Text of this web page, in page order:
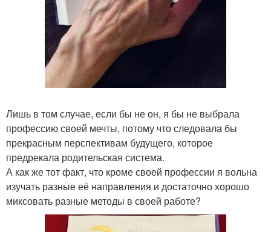
Лишь в том случае, если бы не он, я бы не выбрала
профессию своей мечты, потому что следовала бы
прекрасным перспективам будущего, которое
предрекала родительская система.
А как же тот факт, что кроме своей профессии я вольна
изучать разные её направления и достаточно хорошо
миксовать разные методы в своей работе?